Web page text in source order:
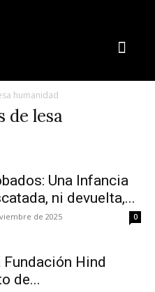
humanidad
de lesa
Una Infancia
ni devuelta,...
de 2025 0
Fundación Hind
de...